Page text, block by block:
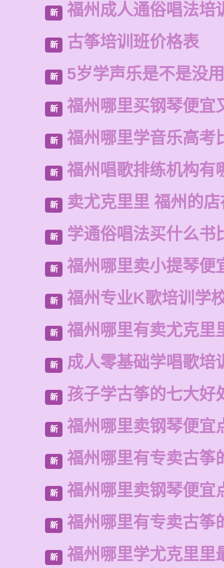
新 福州成人通俗唱法培
新 古筝培训班价格表
新 5岁学声乐是不是没用
新 福州哪里买钢琴便宜
新 福州哪里学音乐高考
新 福州唱歌排练机构有
新 卖尤克里里 福州的
新 学通俗唱法买什么书
新 福州哪里卖小提琴便
新 福州专业K歌培训学
新 福州哪里有卖尤克里
新 成人零基础学唱歌培
新 孩子学古筝的七大好
新 福州哪里卖钢琴便宜
新 福州哪里有专卖古筝
新 福州哪里卖钢琴便宜
新 福州哪里有专卖古筝
新 福州哪里学尤克里里